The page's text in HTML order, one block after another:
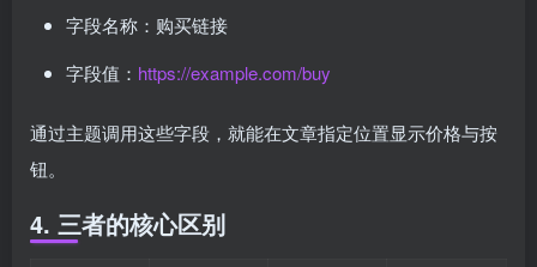
字段名称：购买链接
字段值： https://example.com/buy
通过主题调用这些字段，就能在文章指定位置显示价格与按
钮。
4. 三者的核心区别